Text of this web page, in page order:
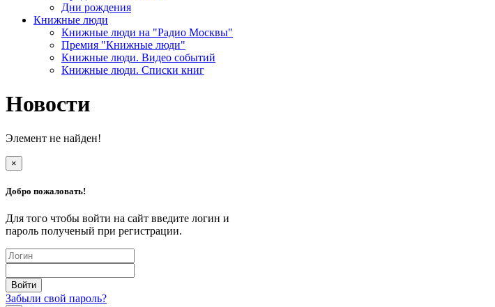
Дни рождения
Книжные люди
Книжные люди на "Радио Москвы"
Премия "Книжные люди"
Книжные люди. Видео событий
Книжные люди. Списки книг
Новости
Элемент не найден!
×
Добро пожаловать!
Для того чтобы войти на сайт введите логин и
пароль полученый при регистрации.
Забыли свой пароль?